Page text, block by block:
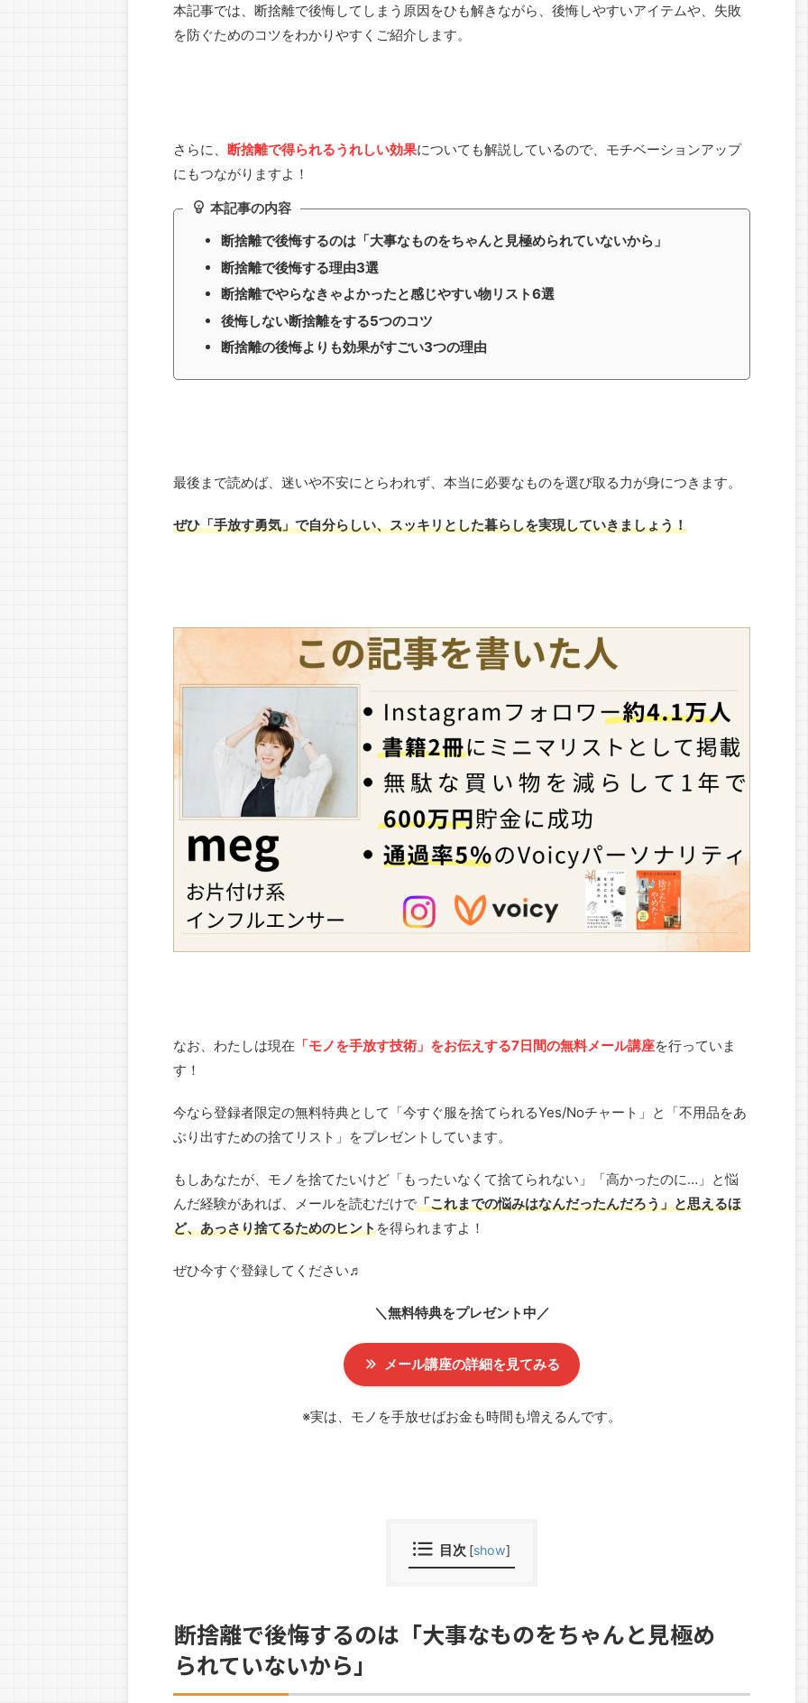
本記事では、断捨離で後悔してしまう原因をひも解きながら、後悔しやすいアイテムや、失敗
を防ぐためのコツをわかりやすくご紹介します。
さらに、 断捨離で得られるうれしい効果についても解説しているので、モチベーションアップ
にもつながりますよ！
本記事の内容
断捨離で後悔するのは「大事なものをちゃんと見極められていないから」
断捨離で後悔する理由3選
断捨離でやらなきゃよかったと感じやすい物リスト6選
後悔しない断捨離をする5つのコツ
断捨離の後悔よりも効果がすごい3つの理由
最後まで読めば、迷いや不安にとらわれず、本当に必要なものを選び取る力が身につきます。
ぜひ「手放す勇気」で自分らしい、スッキリとした暮らしを実現していきましょう！
なお、わたしは現在 「モノを手放す技術」をお伝えする7日間の無料メール講座を行っていま
す！
今なら登録者限定の無料特典として「今すぐ服を捨てられるYes/Noチャート」と「不用品をあ
ぶり出すための捨てリスト」をプレゼントしています。
もしあなたが、モノを捨てたいけど「もったいなくて捨てられない」「高かったのに…」と悩
んだ経験があれば、メールを読むだけで「これまでの悩みはなんだったんだろう」と思えるほ
ど、あっさり捨てるためのヒントを得られますよ！
ぜひ今すぐ登録してください♬
＼無料特典をプレゼント中／
メール講座の詳細を見てみる
※実は、モノを手放せばお金も時間も増えるんです。
目次 [show]
断捨離で後悔するのは「大事なものをちゃんと見極め
られていないから」